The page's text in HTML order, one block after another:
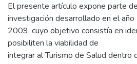
El presente artículo expone parte
investigación desarrollado en el año
2009, cuyo objetivo consistía en
posibiliten la viabilidad de
integrar al Turismo de Salud dentro